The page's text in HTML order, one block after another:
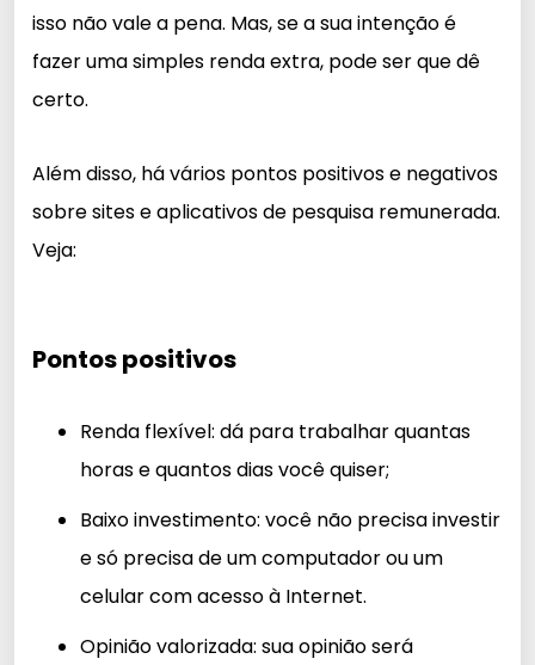
isso não vale a pena. Mas, se a sua intenção é
fazer uma simples renda extra, pode ser que dê
certo.
Além disso, há vários pontos positivos e negativos
sobre sites e aplicativos de pesquisa remunerada.
Veja:
Pontos positivos
Renda flexível: dá para trabalhar quantas
horas e quantos dias você quiser;
Baixo investimento: você não precisa investir
e só precisa de um computador ou um
celular com acesso à Internet.
Opinião valorizada: sua opinião será